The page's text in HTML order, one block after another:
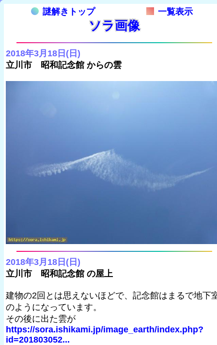
謎解きトップ 一覧表示
ソラ画像
2018年3月18日(日)
立川市 昭和記念館 からの雲
2018年3月18日(日)
立川市 昭和記念館 の屋上
建物の2回とは思えないほどで、記念館はまるで地下
のようになっています。
その後に出た雲が
https://sora.ishikami.jp/image_earth/index.php?
id=201803052...